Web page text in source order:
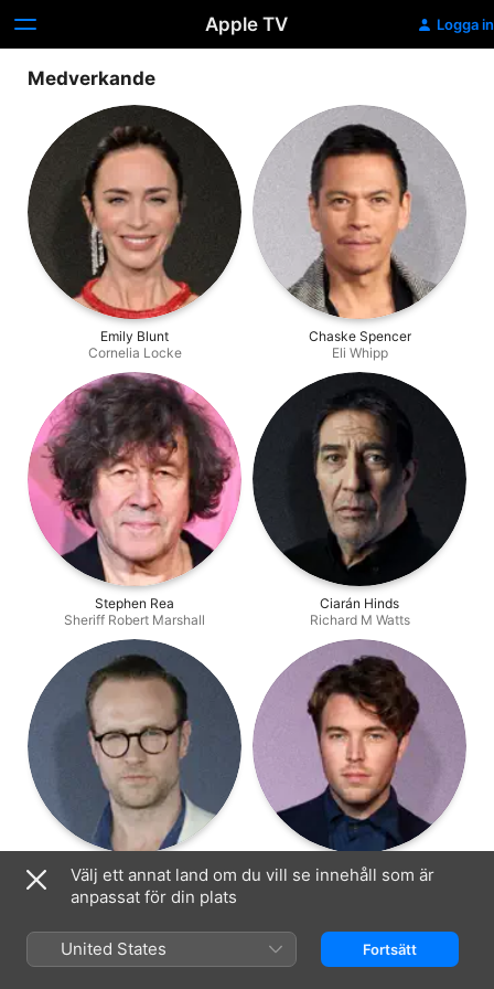
Apple TV Logga in
Medverkande
Emily Blunt
Cornelia Locke
Chaske Spencer
Eli Whipp
Stephen Rea
Sheriff Robert Marshall
Ciarán Hinds
Richard M Watts
Rafe Spall
David Melmont
Tom Hughes
Thomas Trafford
Välj ett annat land om du vill se innehåll som är
anpassat för din plats
United States Fortsätt